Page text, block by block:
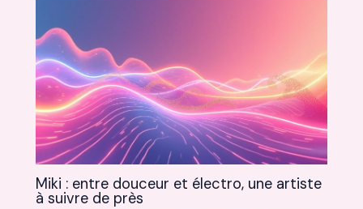
Miki : entre douceur et électro, une artiste
à suivre de près